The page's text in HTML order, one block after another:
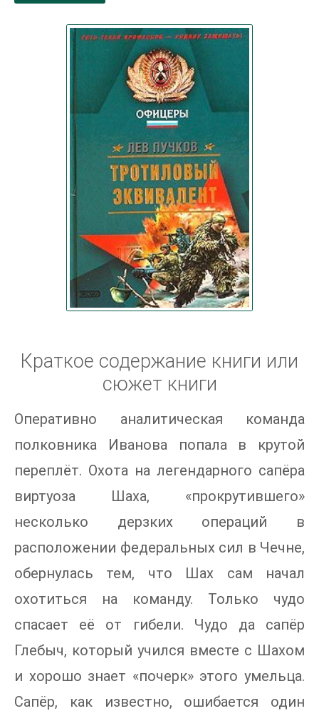
Краткое содержание книги или
сюжет книги
Оперативно аналитическая команда
полковника Иванова попала в крутой
переплёт. Охота на легендарного сапёра
виртуоза Шаха, «прокрутившего»
несколько дерзких операций в
расположении федеральных сил в Чечне,
обернулась тем, что Шах сам начал
охотиться на команду. Только чудо
спасает её от гибели. Чудо да сапёр
Глебыч, который учился вместе с Шахом
и хорошо знает «почерк» этого умельца.
Сапёр, как известно, ошибается один